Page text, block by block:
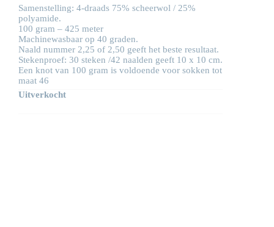
Samenstelling: 4-draads 75% scheerwol / 25%
polyamide.
100 gram – 425 meter
Machinewasbaar op 40 graden.
Naald nummer 2,25 of 2,50 geeft het beste resultaat.
Stekenproef: 30 steken /42 naalden geeft 10 x 10 cm.
Een knot van 100 gram is voldoende voor sokken tot
maat 46
Uitverkocht